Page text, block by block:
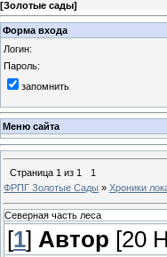
[Золотые сады]
Форма входа
Логин:
Пароль:
запомнить
Меню сайта
Страница 1 из 1
1
ФРПГ Золотые Сады » Хроники
Северная часть леса
[1] Автор [20